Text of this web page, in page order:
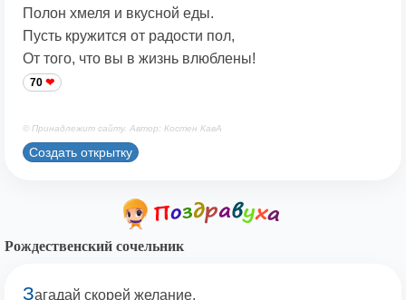
Полон хмеля и вкусной еды.
Пусть кружится от радости пол,
От того, что вы в жизнь влюблены!
70
© Принадлежит сайту. Автор: Костен КавА
Создать открытку
Рождественский сочельник
Загадай скорей желание,